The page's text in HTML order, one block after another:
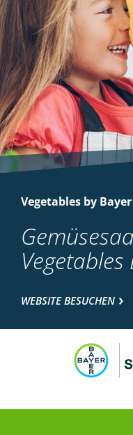
Vegetables by Bayer
Vegetables
WEBSITE BESUCHEN